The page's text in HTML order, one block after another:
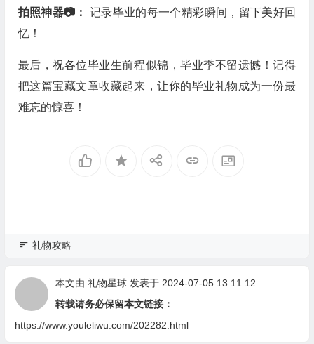
拍照神器📷：记录毕业的每一个精彩瞬间，留下美好回
忆！
最后，祝各位毕业生前程似锦，毕业季不留遗憾！记得
把这篇宝藏文章收藏起来，让你的毕业礼物成为一份最
难忘的惊喜！
礼物攻略
本文由 礼物星球发表于 2024-07-05 13:11:12
转载请务必保留本文链接：
https://www.youleliwu.com/202282.html